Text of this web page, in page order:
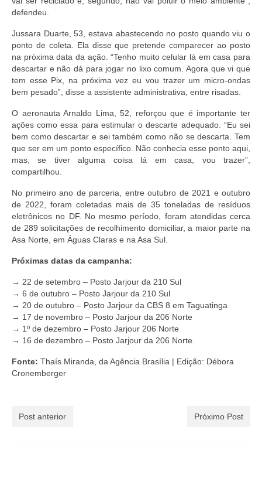
defendeu.
Jussara Duarte, 53, estava abastecendo no posto quando viu o
ponto de coleta. Ela disse que pretende comparecer ao posto
na próxima data da ação. “Tenho muito celular lá em casa para
descartar e não dá para jogar no lixo comum. Agora que vi que
tem esse Pix, na próxima vez eu vou trazer um micro-ondas
bem pesado”, disse a assistente administrativa, entre risadas.
O aeronauta Arnaldo Lima, 52, reforçou que é importante ter
ações como essa para estimular o descarte adequado. “Eu sei
bem como descartar e sei também como não se descarta. Tem
que ser em um ponto específico. Não conhecia esse ponto aqui,
mas, se tiver alguma coisa lá em casa, vou trazer”,
compartilhou.
No primeiro ano de parceria, entre outubro de 2021 e outubro
de 2022, foram coletadas mais de 35 toneladas de resíduos
eletrônicos no DF. No mesmo período, foram atendidas cerca
de 289 solicitações de recolhimento domiciliar, a maior parte na
Asa Norte, em Águas Claras e na Asa Sul.
Próximas datas da campanha:
→ 22 de setembro – Posto Jarjour da 210 Sul
→ 6 de outubro – Posto Jarjour da 210 Sul
→ 20 de outubro – Posto Jarjour da CBS 8 em Taguatinga
→ 17 de novembro – Posto Jarjour da 206 Norte
→ 1º de dezembro – Posto Jarjour 206 Norte
→ 16 de dezembro – Posto Jarjour da 206 Norte.
Fonte: Thaís Miranda, da Agência Brasília | Edição: Débora
Cronemberger
Post anterior Próximo Post